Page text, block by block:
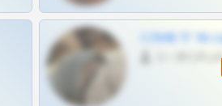
СЛИВ ТГ